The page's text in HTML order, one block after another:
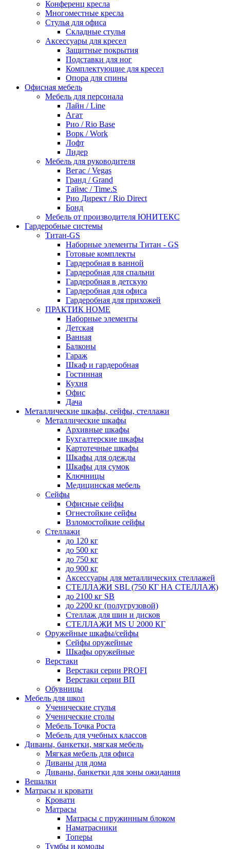
Конференц кресла
Многоместные кресла
Стулья для офиса
Складные стулья
Аксессуары для кресел
Защитные покрытия
Подставки для ног
Комплектующие для кресел
Опора для спины
Офисная мебель
Мебель для персонала
Лайн / Line
Агат
Рио / Rio Base
Ворк / Work
Лофт
Лидер
Мебель для руководителя
Вегас / Vegas
Гранд / Grand
Таймс / Time.S
Рио Директ / Rio Direct
Бонд
Мебель от производителя ЮНИТЕКС
Гардеробные системы
Титан-GS
Наборные элементы Титан - GS
Готовые комплекты
Гардеробная в ванной
Гардеробная для спальни
Гардеробная в детскую
Гардеробная для офиса
Гардеробная для прихожей
ПРАКТИК HOME
Наборные элементы
Детская
Ванная
Балконы
Гараж
Шкаф и гардеробная
Гостинная
Кухня
Офис
Дача
Металлические шкафы, сейфы, стеллажи
Металлические шкафы
Архивные шкафы
Бухгалтерские шкафы
Картотечные шкафы
Шкафы для одежды
Шкафы для сумок
Ключницы
Медицинская мебель
Сейфы
Офисные сейфы
Огнестойкие сейфы
Взломостойкие сейфы
Стеллажи
до 120 кг
до 500 кг
до 750 кг
до 900 кг
Аксессуары для металлических стеллажей
СТЕЛЛАЖИ SBL (750 КГ НА СТЕЛЛАЖ)
до 2100 кг SB
до 2200 кг (полугрузовой)
Стеллаж для шин и дисков
СТЕЛЛАЖИ MS U 2000 КГ
Оружейные шкафы/сейфы
Сейфы оружейные
Шкафы оружейные
Верстаки
Верстаки серии PROFI
Верстаки серии ВП
Обувницы
Мебель для школ
Ученические стулья
Ученические столы
Мебель Точка Роста
Мебель для учебных классов
Диваны, банкетки, мягкая мебель
Мягкая мебель для офиса
Диваны для дома
Диваны, банкетки для зоны ожидания
Вешалки
Матрасы и кровати
Кровати
Матрасы
Матрасы с пружинным блоком
Наматрасники
Топеры
Тумбы и комоды